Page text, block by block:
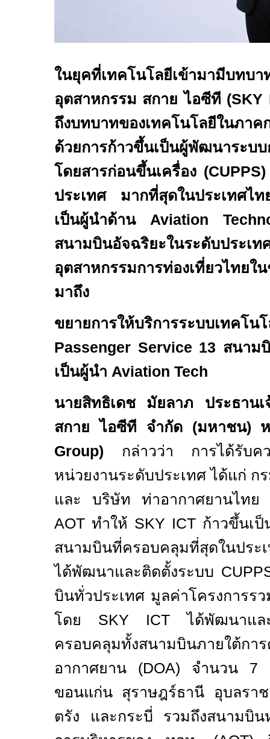
ในยุคที่เทคโนโลยีเข้ามามีบทบ
อุตสาหกรรม สกาย ไอซีที (SKY
ถึงบทบาทของเทคโนโลยีในภาค
ด้วยการก้าวขึ้นเป็นผู้พัฒนาระบบ
โดยสารก่อนขึ้นเครื่อง (
ประเทศ มากที่สุดในประเทศไ
เป็นผู้นำด้าน Aviation
สนามบินอัจฉริยะในระดับป
อุตสาหกรรมการท่องเที่ยวไทยใ
มาถึง
ขยายการให้บริการระบบเท
Passenger Service 13 สนาม
เป็นผู้นำ Aviation Tech
นายสิทธิเดช มัยลาภ ประธาน
สกาย ไอซีที จำกัด (มหาชน)
Group) กล่าวว่า การได้รับคว
หน่วยงานระดับประเทศ ได้แก่ ก
และ บริษัท ท่าอากาศยานไท
AOT ทำให้ SKY ICT ก้าวขึ้นเป็
สนามบินที่ครอบคลุมที่สุดในปร
ได้พัฒนาและติดตั้งระบบ
บินทั่วประเทศ มูลค่าโครงการร
โดย SKY ICTได้พัฒนาแ
ครอบคลุมทั้งสนามบินภายใต้กา
อากาศยาน (DOA) จำนวน 7
ขอนแก่น สุราษฎร์ธานี อุบลรา
ตรัง และกระบี่ รวมถึงสนามบิน